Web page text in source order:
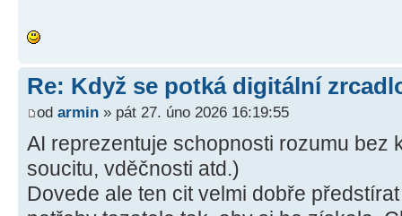
Re: Když se potká digitální
od armin » pát 27. úno 2026 16:19:55
AI reprezentuje schopnosti rozumu bez
soucitu, vděčnosti atd.)
Dovede ale ten cit velmi dobře